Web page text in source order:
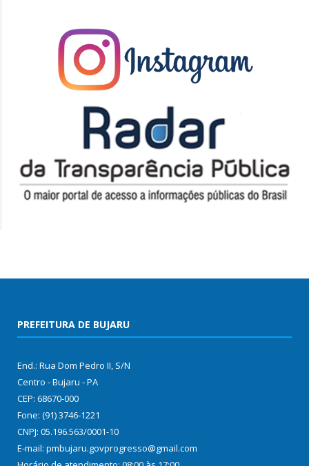
PREFEITURA DE BUJARU
End.: Rua Dom Pedro II, S/N
Centro - Bujaru - PA
CEP: 68670-000
Fone: (91) 3746-1221
CNPJ: 05.196.563/0001-10
E-mail: pmbujaru.govprogresso@gmail.com